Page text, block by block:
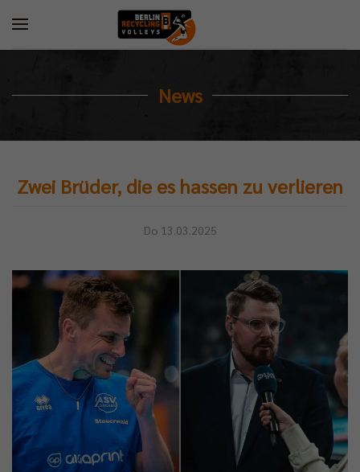
News
Zwei Brüder, die es hassen zu verlieren
Do 13.03.2025